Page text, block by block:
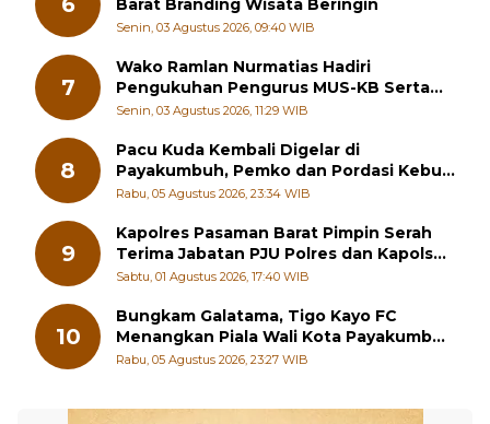
Barat Branding Wisata Beringin
Senin, 03 Agustus 2026, 09:40 WIB
7
Wako Ramlan Nurmatias Hadiri
Pengukuhan Pengurus MUS-KB Serta
LMKB Periode 2026-2031,
Senin, 03 Agustus 2026, 11:29 WIB
8
Pacu Kuda Kembali Digelar di
Payakumbuh, Pemko dan Pordasi Kebut
Persiapan!
Rabu, 05 Agustus 2026, 23:34 WIB
9
Kapolres Pasaman Barat Pimpin Serah
Terima Jabatan PJU Polres dan Kapolsek
Sungai Beremas
Sabtu, 01 Agustus 2026, 17:40 WIB
10
Bungkam Galatama, Tigo Kayo FC
Menangkan Piala Wali Kota Payakumbuh
Cup 2026
Rabu, 05 Agustus 2026, 23:27 WIB